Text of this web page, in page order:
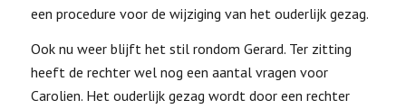
een procedure voor de wijziging van het ouderlijk gezag.
Ook nu weer blijft het stil rondom Gerard. Ter zitting
heeft de rechter wel nog een aantal vragen voor
Carolien. Het ouderlijk gezag wordt door een rechter